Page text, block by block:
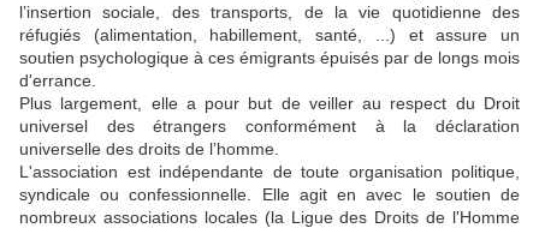
l’insertion sociale, des transports, de la vie quotidienne des
réfugiés (alimentation, habillement, santé, ...) et assure un
soutien psychologique à ces émigrants épuisés par de longs mois
d'errance.
Plus largement, elle a pour but de veiller au respect du Droit
universel des étrangers conformément à la déclaration
universelle des droits de l’homme.
L'association est indépendante de toute organisation politique,
syndicale ou confessionnelle. Elle agit en avec le soutien de
nombreux associations locales (la Ligue des Droits de l'Homme